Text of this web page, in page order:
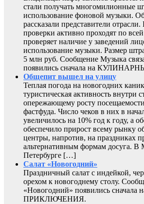
стали получать многомилионные
использование фоновой музыки.
рассказали представители
проверки активно проходят по
проверяет наличие у заведений
использование музыки. Размер
5 млн руб. Сообщение Музыка
появились сначала на
Общепит вышел на улицу
Теплая погода на новогодних
туристическая активность внутри
опережающему росту
фастфуда. Число чеков в них в
увеличилось на 10% год к году, а
обеспечило прирост всему рынку
центры, напротив, на праздниках
альтернативным формам досуга. В
Петербурге […]
Салат «Новогодний»
Праздничный салат с индейкой,
орехом к новогоднему столу.
«Новогодний» появились
ПРИКЛЮЧЕНИЯ.